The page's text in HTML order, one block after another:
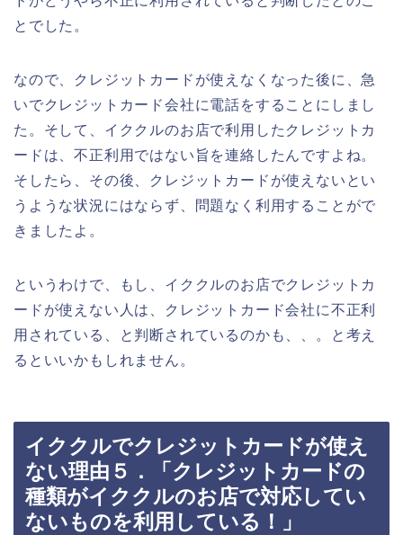
とでした。
なので、クレジットカードが使えなくなった後に、急
いでクレジットカード会社に電話をすることにしまし
た。そして、イククルのお店で利用したクレジットカ
ードは、不正利用ではない旨を連絡したんですよね。
そしたら、その後、クレジットカードが使えないとい
うような状況にはならず、問題なく利用することがで
きましたよ。
というわけで、もし、イククルのお店でクレジットカ
ードが使えない人は、クレジットカード会社に不正利
用されている、と判断されているのかも、、。と考え
るといいかもしれません。
イククルでクレジットカードが使え
ない理由５．「クレジットカードの
種類がイククルのお店で対応してい
ないものを利用している！」